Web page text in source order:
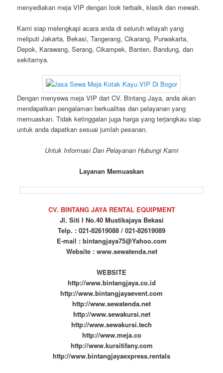
menyediakan meja VIP dengan look terbaik, klasik dan mewah.
Kami siap melengkapi acara anda di seluruh wilayah yang
meliputi Jakarta, Bekasi, Tangerang, Cikarang, Purwakarta,
Depok, Karawang, Serang, Cikampek, Banten, Bandung, dan
sekitarnya.
Dengan menyewa meja VIP dari CV. Bintang Jaya, anda akan
mendapatkan pengalaman berkualitas dan pelayanan yang
memuaskan. Tidak ketinggalan juga harga yang terjangkau siap
untuk anda dapatkan sesuai jumlah pesanan.
Untuk Informasi Dan Pelayanan Hubungi Kami
Layanan Memuaskan
CV. BINTANG JAYA RENTAL EQUIPMENT
Jl. Siti I No.40 Mustikajaya Bekasi
Telp. : 021-82619088 / 021-82619089
E-mail : bintangjaya75@Yahoo.com
Website : www.sewatenda.net
WEBSITE
http://www.bintangjaya.co.id
http://www.bintangjayaevent.com
http://www.sewatenda.net
http://www.sewakursi.net
http://www.sewakursi.tech
http://www.meja.co
http://www.kursitifany.com
http://www.bintangjayaexpress.rentals